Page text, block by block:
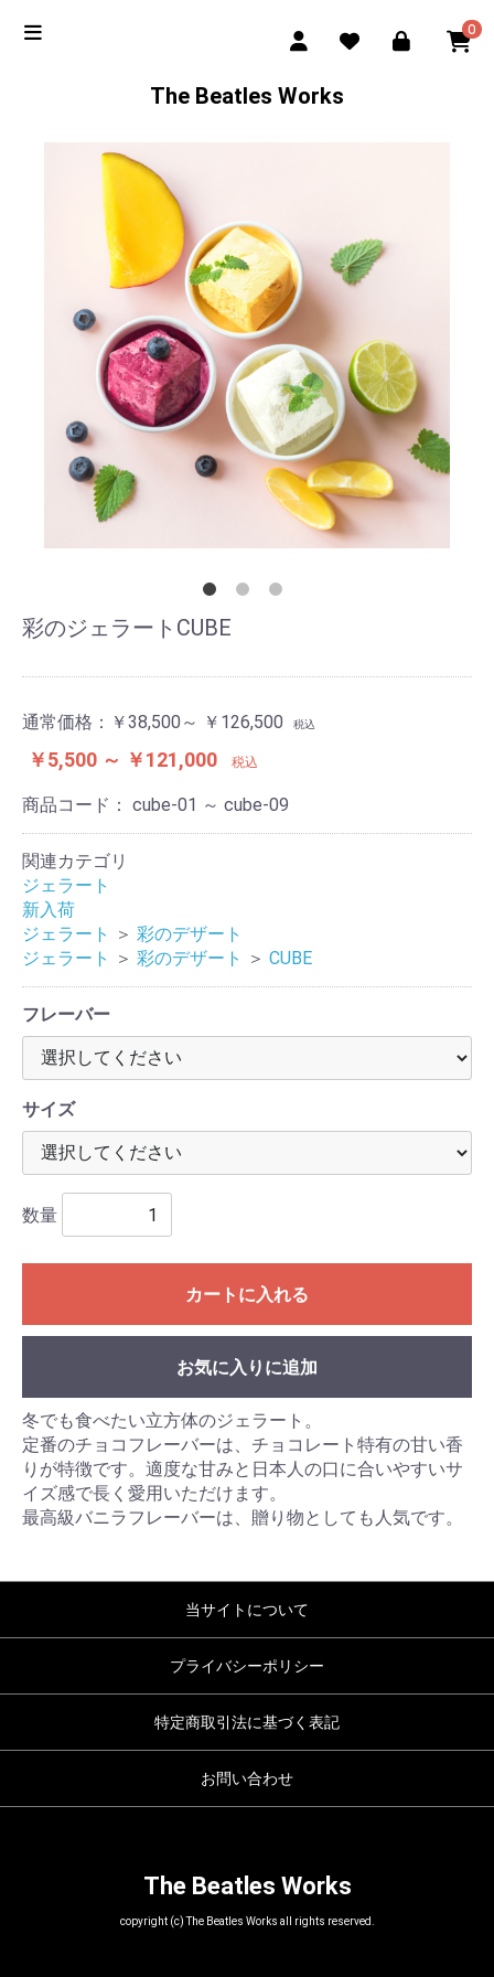
0
The Beatles Works
彩のジェラートCUBE
通常価格： ￥38,500～ ￥126,500 税込
￥5,500 ～ ￥121,000 税込
商品コード： cube-01 ～ cube-09
関連カテゴリ
ジェラート
新入荷
ジェラート
＞ 彩のデザート
ジェラート
＞ 彩のデザート ＞ CUBE
フレーバー
サイズ
数量
カートに入れる
お気に入りに追加
冬でも食べたい立方体のジェラート。
定番のチョコフレーバーは、チョコレート特有の甘い香
りが特徴です。適度な甘みと日本人の口に合いやすいサ
イズ感で長く愛用いただけます。
最高級バニラフレーバーは、贈り物としても人気です。
当サイトについて
プライバシーポリシー
特定商取引法に基づく表記
お問い合わせ
The Beatles Works
copyright (c) The Beatles Works all rights reserved.